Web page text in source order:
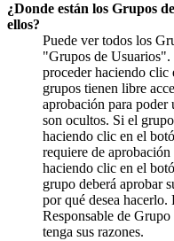
¿Donde están los Grupos
ellos?
Puede ver todos los
"Grupos de Usuarios".
proceder haciendo
grupos tienen libre
aprobación para poder
son ocultos. Si el
haciendo clic en el
requiere de
haciendo clic en el
grupo deberá aprobar
por qué desea
Responsable de
tenga sus razones.